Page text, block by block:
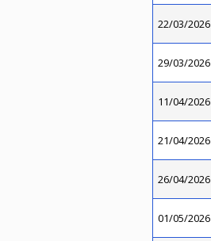
22/03/2026
29/03/2026
11/04/2026
21/04/2026
26/04/2026
01/05/2026